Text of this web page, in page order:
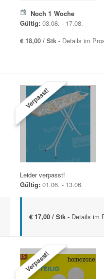
Noch 1 Woche
Gültig: 03.08. - 17.08.
€ 18,00 / Stk - Details im
Verpasst!
Leider verpasst!
Gültig: 01.06. - 13.06.
€ 17,00 / Stk - Details im
Verpasst!